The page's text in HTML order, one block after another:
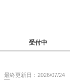
受付中
最終更新日：2026/07/24